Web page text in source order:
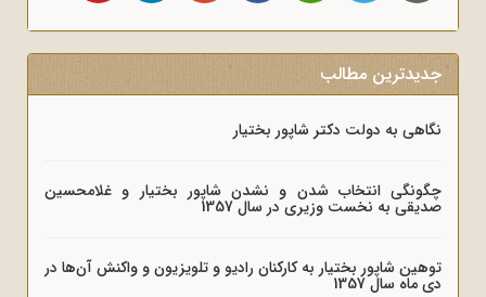
جدیدترین مطالب
نگاهی به دولت دکتر شاپور بختیار
چگونگی انتخاب شدن و نشدن شاپور بختیار و غلامحسین
صدیقی به نخست وزیری در سال 1357
توهین شاپور بختیار به کارکنان رادیو و تلویزیون و واکنش آن‌ها در
دی ماه سال 1357